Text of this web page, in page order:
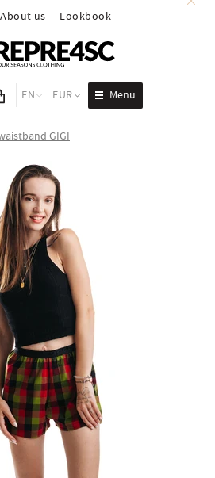
About us Lookbook
Cart total
EN EUR Menu
GIGI